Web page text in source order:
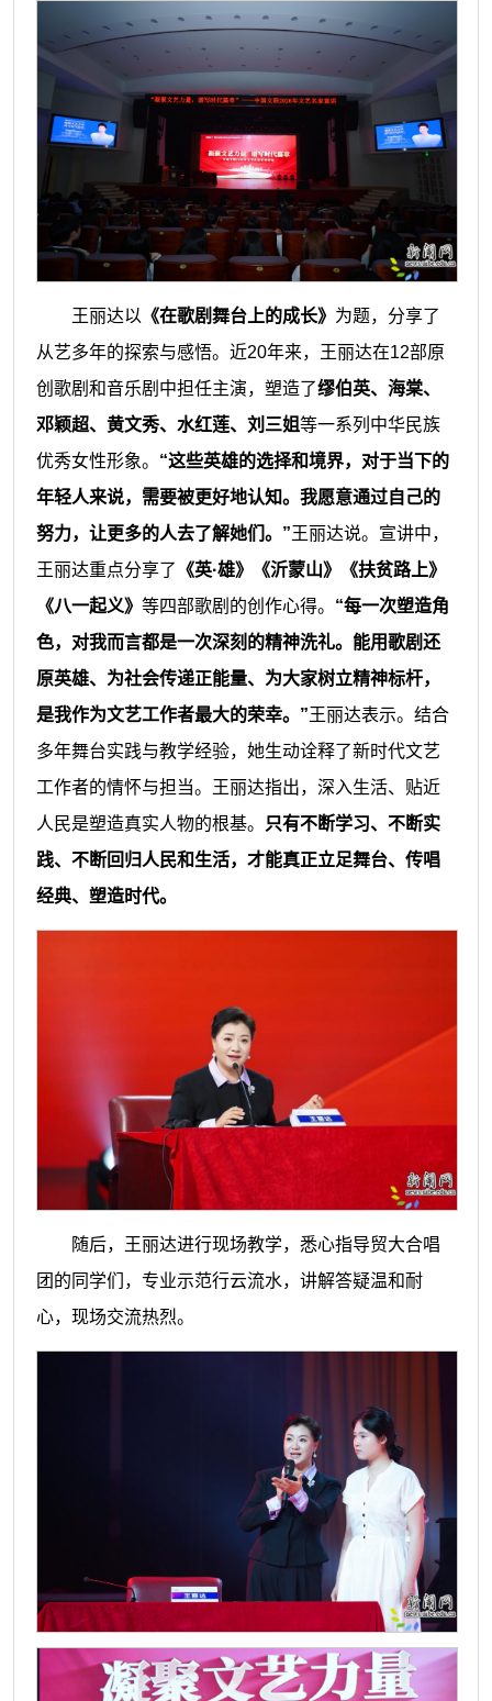
王丽达以 《在歌剧舞台上的成长》 为题，分享了
从艺多年的探索与感悟。近20年来，王丽达在12部原
创歌剧和音乐剧中担任主演，塑造了缪伯英、海棠、
邓颖超、黄文秀、水红莲、刘三姐等一系列中华民族
优秀女性形象。 “这些英雄的选择和境界，对于当下的
年轻人来说，需要被更好地认知。我愿意通过自己的
努力，让更多的人去了解她们。”王丽达说。宣讲中，
王丽达重点分享了 《英·雄》《沂蒙山》《扶贫路上》
《八一起义》 等四部歌剧的创作心得。 “每一次塑造角
色，对我而言都是一次深刻的精神洗礼。能用歌剧还
原英雄、为社会传递正能量、为大家树立精神标杆，
是我作为文艺工作者最大的荣幸。”王丽达表示。结合
多年舞台实践与教学经验，她生动诠释了新时代文艺
工作者的情怀与担当。王丽达指出，深入生活、贴近
人民是塑造真实人物的根基。
只有不断学习、不断实
践、不断回归人民和生活，才能真正立足舞台、传唱
经典、塑造时代。
随后，王丽达进行现场教学，悉心指导贸大合唱
团的同学们，专业示范行云流水，讲解答疑温和耐
心，现场交流热烈。